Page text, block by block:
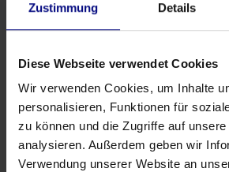
Zustimmung Details
Diese Webseite verwendet Cookies
Wir verwenden Cookies, um Inhalte
personalisieren, Funktionen für
zu können und die Zugriffe auf
analysieren. Außerdem geben wir
Verwendung unserer Website an